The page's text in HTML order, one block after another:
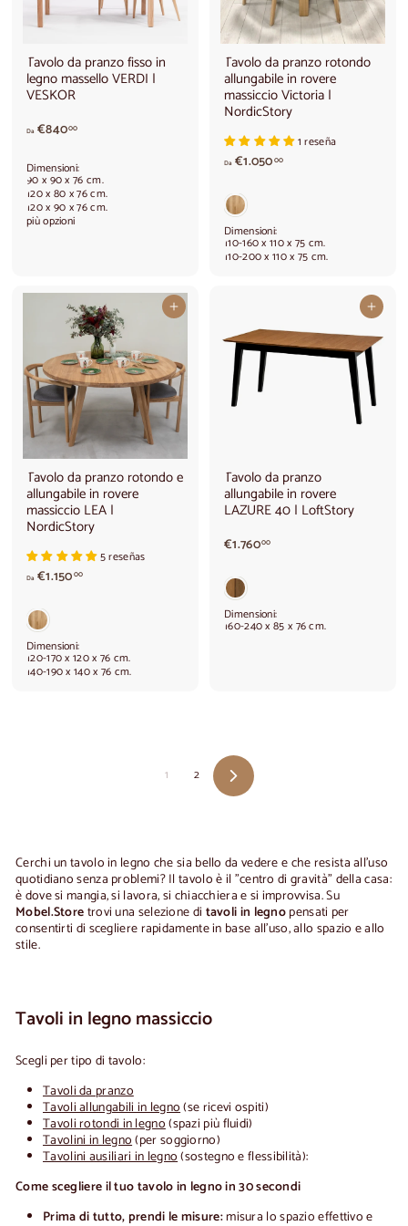
Tavolo da pranzo fisso in
legno massello VERDI |
VESKOR
Da €84000A
a
r
t
i
€
8
4
0
,
0
0
Dimensioni:
90 x 90 x 76 cm.
120 x 80 x 76 cm.
120 x 90 x 76 cm.
più opzioni
Tavolo da pranzo rotondo
allungabile in rovere
massiccio Victoria |
NordicStory
1 reseña
Da €1.05000A
i
r
€
1
.
Dimensioni:
110-160 x 110 x 75 cm.
110-200 x 110 x 75 cm.
Aggiungi al carrello
Tavolo da pranzo rotondo e
allungabile in rovere
massiccio LEA |
NordicStory
5 reseñas
Da €1.15000A
i
r
0
Dimensioni:
120-170 x 120 x 76 cm.
140-190 x 140 x 76 cm.
Aggiungi al carrello
Tavolo da pranzo
allungabile in rovere
LAZURE 40 | LoftStory
€1.76000€
6
0
Dimensioni:
160-240 x 85 x 76 cm.
1 2
Avanti
Cerchi un tavolo in legno che sia bello da vedere e che resista all'uso
quotidiano senza problemi? Il tavolo è il "centro di gravità" della casa:
è dove si mangia, si lavora, si chiacchiera e si improvvisa. Su
Mobel.Storetrovi una selezione di tavoli in legnopensati per
consentirti di scegliere rapidamente in base all'uso, allo spazio e allo
stile.
Tavoli in legno massiccio
Scegli per tipo di tavolo:
Tavoli da pranzo
Tavoli allungabili in legno(se ricevi ospiti)
Tavoli rotondi in legno(spazi più fluidi)
Tavolini in legno(per soggiorno)
Tavolini ausiliari in legno(sostegno e flessibilità):
Come scegliere il tuo tavolo in legno in 30 secondi
Prima di tutto, prendi le misure:misura lo spazio effettivo e